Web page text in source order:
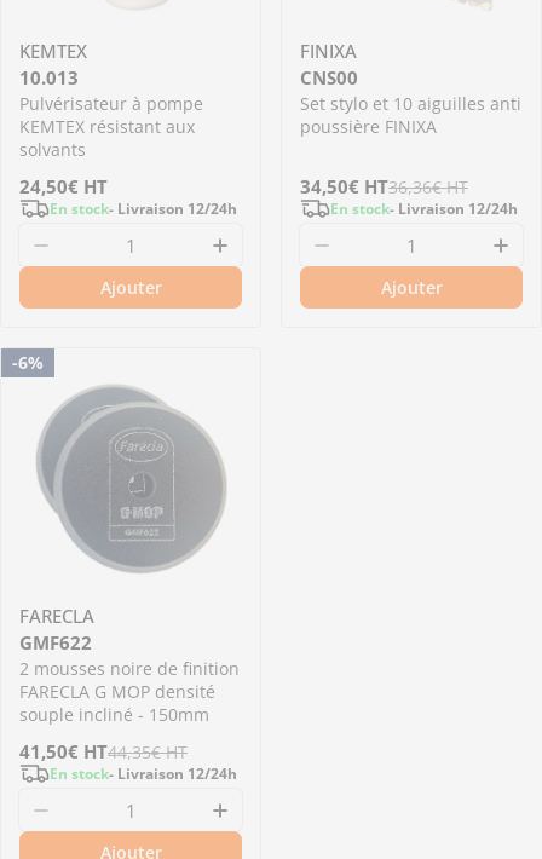
KEMTEX
10.013
Pulvérisateur à pompe
KEMTEX résistant aux
solvants
Prix
régulier
24,50€ HT
En stock- Livraison 12/24h
Diminuer la quantité pour 10.013 -
Augmenter la quantité pour
Ajouter
FINIXA
CNS00
Set stylo et 10 aiguilles anti
poussière FINIXA
Prix
de
vente
34,50€ HT
Prix
régulier
36,36€HT
En stock- Livraison 12/24h
Diminuer la
Ajouter
-6%
FARECLA
GMF622
2 mousses noire de finition
FARECLA G MOP densité
souple incliné - 150mm
Prix
de
vente
41,50€ HT
Prix
régulier
44,35€HT
En stock- Livraison 12/24h
Diminuer la quantité pour GMF622 - 2
Augmenter la quantité pour
Ajouter